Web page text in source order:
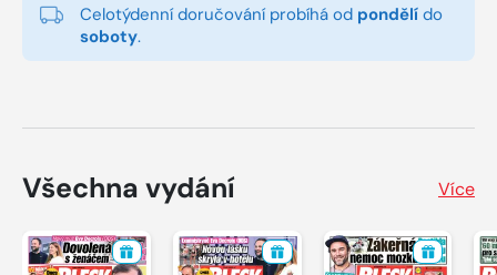
Celotýdenní doručování probíhá od pondělí do
soboty.
Všechna vydání Více